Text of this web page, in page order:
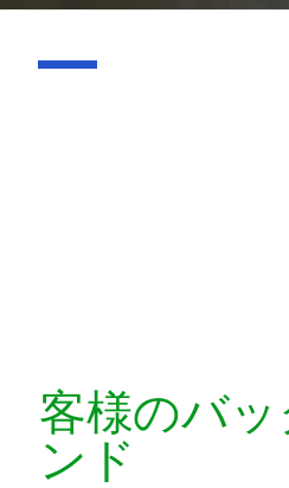
客様のバ
ンド